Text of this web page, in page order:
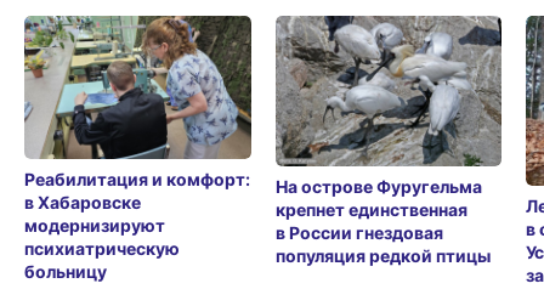
Реабилитация и комфорт:
в Хабаровске
модернизируют
психиатрическую
больницу
На острове Фуругельма
крепнет единственная
в России гнездовая
популяция редкой птицы
в